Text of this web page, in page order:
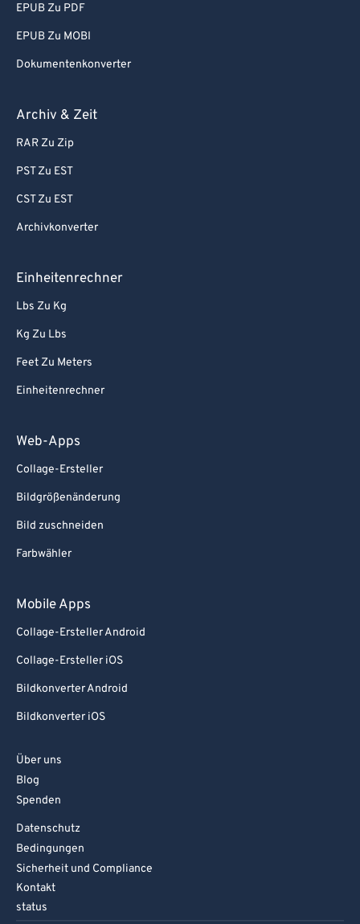
EPUB Zu PDF
EPUB Zu MOBI
Dokumentenkonverter
Archiv & Zeit
RAR Zu Zip
PST Zu EST
CST Zu EST
Archivkonverter
Einheitenrechner
Lbs Zu Kg
Kg Zu Lbs
Feet Zu Meters
Einheitenrechner
Web-Apps
Collage-Ersteller
Bildgrößenänderung
Bild zuschneiden
Farbwähler
Mobile Apps
Collage-Ersteller Android
Collage-Ersteller iOS
Bildkonverter Android
Bildkonverter iOS
Über uns
Blog
Spenden
Datenschutz
Bedingungen
Sicherheit und Compliance
Kontakt
status